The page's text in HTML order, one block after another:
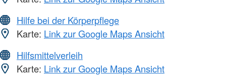
Hilfe bei der Körperpflege
Karte: Link zur Google Maps Ansicht
Hilfsmittelverleih
Karte: Link zur Google Maps Ansicht